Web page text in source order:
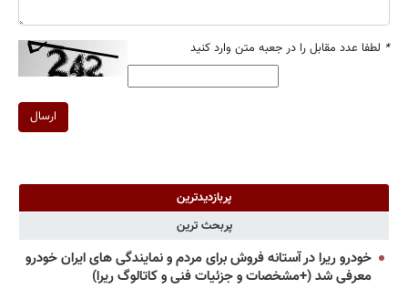
* لطفا عدد مقابل را در جعبه متن وارد کنید
ارسال
پربازدیدترین
پربحث ترین
خودرو ریرا در آستانه فروش برای مردم و نمایندگی های ایران خودرو
معرفی شد (+مشخصات و جزئیات فنی و کاتالوگ ریرا)